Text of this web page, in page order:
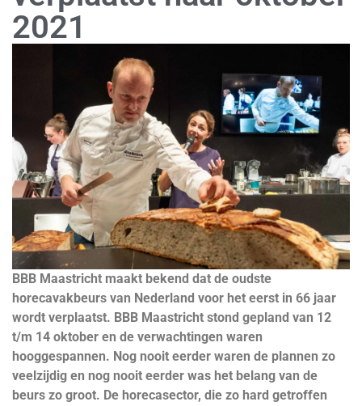
2021
BBB Maastricht maakt bekend dat de oudste
horecavakbeurs van Nederland voor het eerst in 66 jaar
wordt verplaatst. BBB Maastricht stond gepland van 12
t/m 14 oktober en de verwachtingen waren
hooggespannen. Nog nooit eerder waren de plannen zo
veelzijdig en nog nooit eerder was het belang van de
beurs zo groot. De horecasector, die zo hard getroffen